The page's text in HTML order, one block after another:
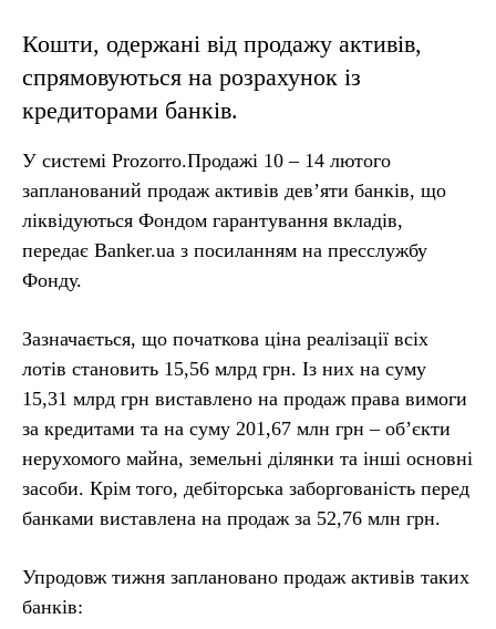
Кошти, одержані від продажу активів,
спрямовуються на розрахунок із
кредиторами банків.
У системі Prozorro.Продажі 10 – 14 лютого
запланований продаж активів дев’яти банків, що
ліквідуються Фондом гарантування вкладів,
передає Banker.ua з посиланням на пресслужбу
Фонду.
Зазначається, що початкова ціна реалізації всіх
лотів становить 15,56 млрд грн. Із них на суму
15,31 млрд грн виставлено на продаж права вимоги
за кредитами та на суму 201,67 млн грн – об’єкти
нерухомого майна, земельні ділянки та інші основні
засоби. Крім того, дебіторська заборгованість перед
банками виставлена на продаж за 52,76 млн грн.
Упродовж тижня заплановано продаж активів таких
банків: